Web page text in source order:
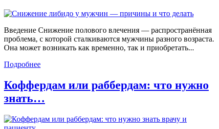
Введение Снижение полового влечения — распространённая
проблема, с которой сталкиваются мужчины разного возраста.
Она может возникать как временно, так и приобретать...
Подробнее
Коффердам или раббердам: что нужно
знать…